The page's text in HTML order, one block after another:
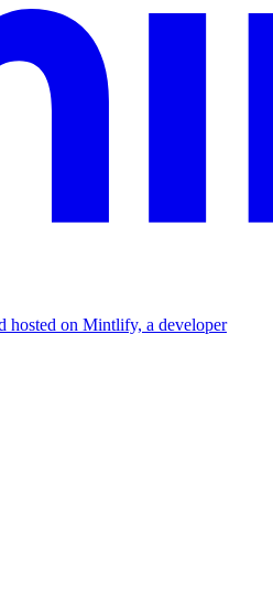
hosted on Mintlify, a developer